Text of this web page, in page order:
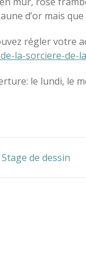
d’or mais que
régler votre
la-sorciere-de-
le lundi, le
Stage de dessin